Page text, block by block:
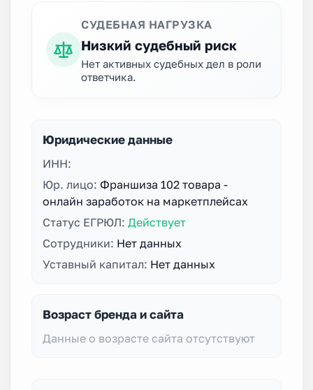
СУДЕБНАЯ НАГРУЗКА
Низкий судебный риск
Нет активных судебных дел в роли
ответчика.
Юридические данные
ИНН:
Юр. лицо: Франшиза 102 товара -
онлайн заработок на маркетплейсах
Статус ЕГРЮЛ: Действует
Сотрудники: Нет данных
Уставный капитал: Нет данных
Возраст бренда и сайта
Данные о возрасте сайта отсутствуют